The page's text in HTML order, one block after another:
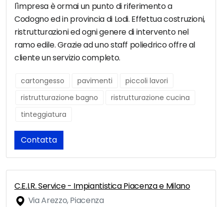
l'impresa è ormai un punto di riferimento a
Codogno ed in provincia di Lodi. Effettua costruzioni,
ristrutturazioni ed ogni genere di intervento nel
ramo edile. Grazie ad uno staff poliedrico offre al
cliente un servizio completo.
cartongesso pavimenti
piccoli lavori
ristrutturazione bagno
ristrutturazione cucina
tinteggiatura
Contatta
C.E.I.R. Service - Impiantistica Piacenza e Milano
Via Arezzo, Piacenza